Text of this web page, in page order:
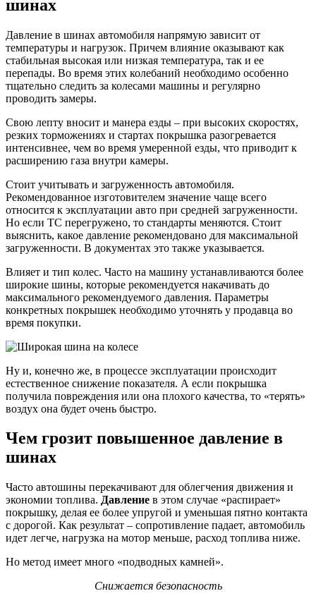
шинах
Давление в шинах автомобиля напрямую зависит от
температуры и нагрузок. Причем влияние оказывают как
стабильная высокая или низкая температура, так и ее
перепады. Во время этих колебаний необходимо особенно
тщательно следить за колесами машины и регулярно
проводить замеры.
Свою лепту вносит и манера езды – при высоких скоростях,
резких торможениях и стартах покрышка разогревается
интенсивнее, чем во время умеренной езды, что приводит к
расширению газа внутри камеры.
Стоит учитывать и загруженность автомобиля.
Рекомендованное изготовителем значение чаще всего
относится к эксплуатации авто при средней загруженности.
Но если ТС перегружено, то стандарты меняются. Стоит
выяснить, какое давление рекомендовано для максимальной
загруженности. В документах это также указывается.
Влияет и тип колес. Часто на машину устанавливаются более
широкие шины, которые рекомендуется накачивать до
максимального рекомендуемого давления. Параметры
конкретных покрышек необходимо уточнять у продавца во
время покупки.
Ну и, конечно же, в процессе эксплуатации происходит
естественное снижение показателя. А если покрышка
получила повреждения или она плохого качества, то «терять»
воздух она будет очень быстро.
Чем грозит повышенное давление в
шинах
Часто автошины перекачивают для облегчения движения и
экономии топлива. Давление в этом случае «распирает»
покрышку, делая ее более упругой и уменьшая пятно контакта
с дорогой. Как результат – сопротивление падает, автомобиль
идет легче, нагрузка на мотор меньше, расход топлива ниже.
Но метод имеет много «подводных камней».
Снижается безопасность